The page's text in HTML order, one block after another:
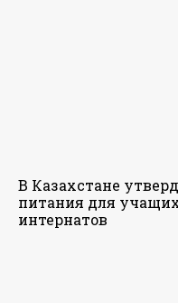
В Казахстане
питания для
интернатов